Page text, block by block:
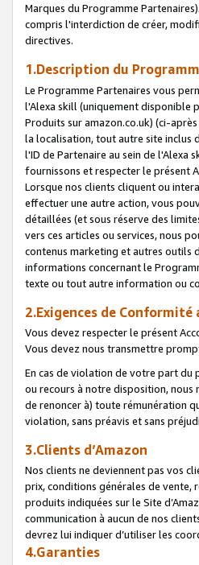
Marques du Programme
compris l'interdiction de créer,
directives.
1.Description du
Le Programme Partenaires vous
l'Alexa skill (uniquement disponible
Produits sur amazon.co.uk) (ci-
la localisation, tout autre site inclus
l'ID de Partenaire au sein de l'Alexa
fournissons et respecter le présent
Lorsque nos clients cliquent ou
effectuer une autre action, vous
détaillées (et sous réserve des
vers ces articles ou services, nous
contenus marketing et autres outils
informations concernant le
texte ou tout autre information ou
2.Exigences de
Vous devez respecter le présent
Vous devez nous transmettre
En cas de violation de votre part du
ou recours à notre disposition,
de renoncer à) toute rémunération
violation, sans préavis et sans
3.Clients d’Amazon
Nos clients ne deviennent pas vos
prix, conditions générales de vente,
produits indiquées sur le Site
communication à aucun de nos
devrez lui indiquer d’utiliser les
4.Garanties